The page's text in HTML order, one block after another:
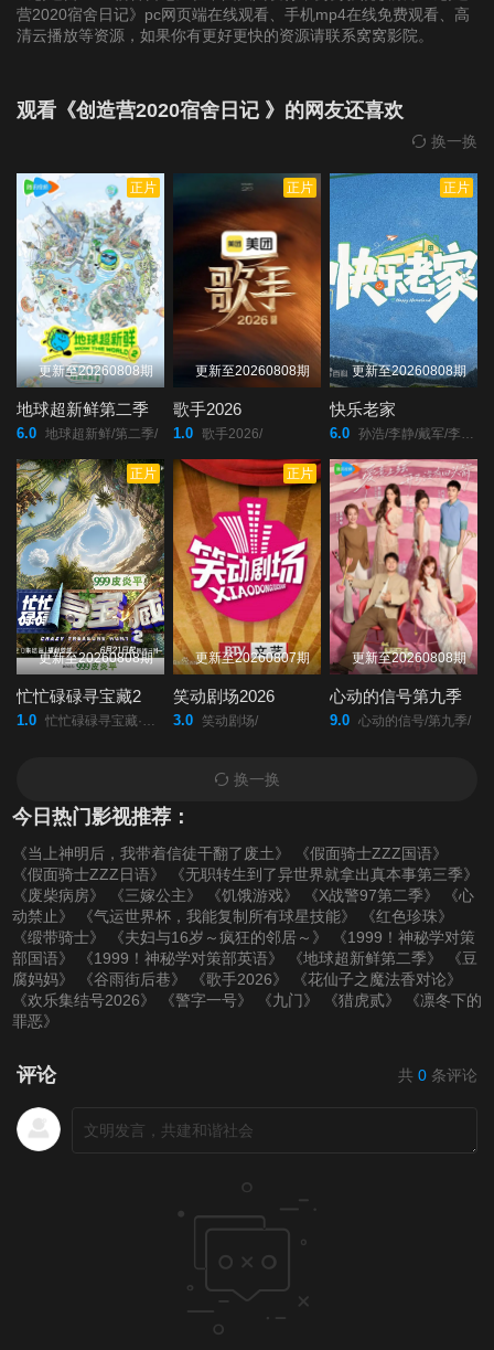
营2020宿舍日记》pc网页端在线观看、手机mp4在线免费观看、高
清云播放等资源，如果你有更好更快的资源请联系窝窝影院。
观看《创造营2020宿舍日记 》的网友还喜欢
换一换
正片
更新至20260808期
地球超新鲜第二季
6.0 地球超新鲜/第二季/
正片
更新至20260808期
歌手2026
1.0 歌手2026/
正片
更新至20260808期
快乐老家
6.0 孙浩/李静/戴军/李维嘉/沈凌/吴昕/武艺/高旭/
正片
更新至20260808期
忙忙碌碌寻宝藏2
1.0 忙忙碌碌寻宝藏·双人成行季/
正片
更新至20260807期
笑动剧场2026
3.0 笑动剧场/
更新至20260808期
心动的信号第九季
9.0 心动的信号/第九季/
换一换
今日热门影视推荐：
《当上神明后，我带着信徒干翻了废土》
《假面骑士ZZZ国语》
《假面骑士ZZZ日语》
《无职转生到了异世界就拿出真本事第三季》
《废柴病房》
《三嫁公主》 《饥饿游戏》 《X战警97第二季》
《心
动禁止》
《气运世界杯，我能复制所有球星技能》
《红色珍珠》
《缎带骑士》
《夫妇与16岁～疯狂的邻居～》
《1999！神秘学对策
部国语》
《1999！神秘学对策部英语》 《地球超新鲜第二季》
《豆
腐妈妈》
《谷雨街后巷》 《歌手2026》
《花仙子之魔法香对论》
《欢乐集结号2026》
《警字一号》 《九门》 《猎虎贰》
《凛冬下的
罪恶》
评论 共 0 条评论